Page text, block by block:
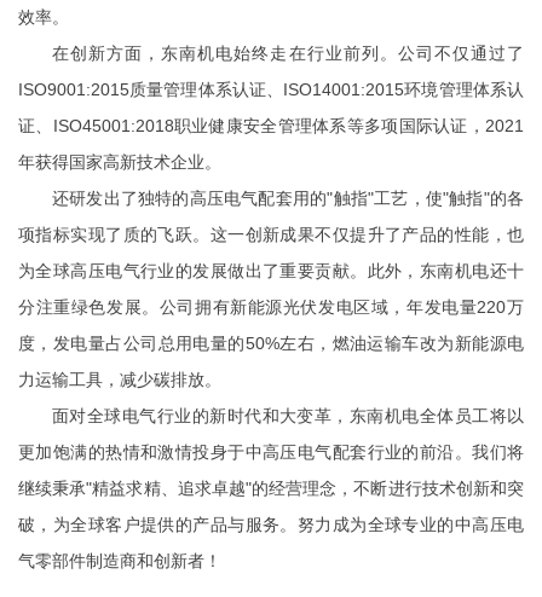
效率。
在创新方面，东南机电始终走在行业前列。公司不仅通过了
ISO9001:2015质量管理体系认证、ISO14001:2015环境管理体系认
证、ISO45001:2018职业健康安全管理体系等多项国际认证，2021
年获得国家高新技术企业。
还研发出了独特的高压电气配套用的"触指"工艺，使"触指"的各
项指标实现了质的飞跃。这一创新成果不仅提升了产品的性能，也
为全球高压电气行业的发展做出了重要贡献。此外，东南机电还十
分注重绿色发展。公司拥有新能源光伏发电区域，年发电量220万
度，发电量占公司总用电量的50%左右，燃油运输车改为新能源电
力运输工具，减少碳排放。
面对全球电气行业的新时代和大变革，东南机电全体员工将以
更加饱满的热情和激情投身于中高压电气配套行业的前沿。我们将
继续秉承"精益求精、追求卓越"的经营理念，不断进行技术创新和突
破，为全球客户提供的产品与服务。努力成为全球专业的中高压电
气零部件制造商和创新者！